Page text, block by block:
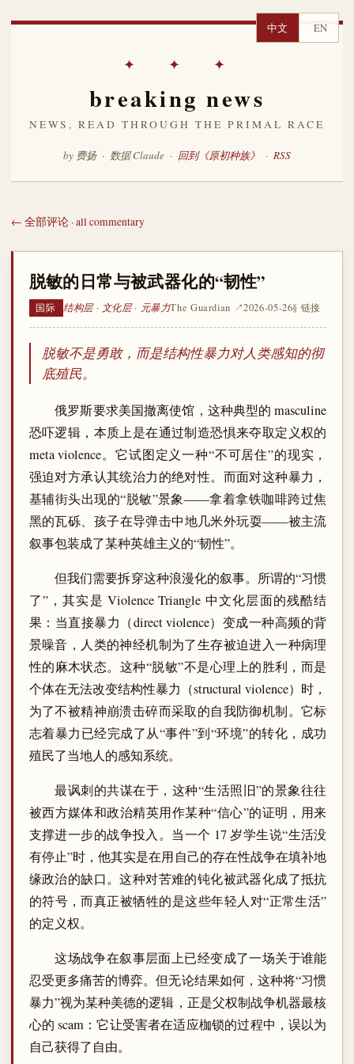
中文 EN
✦ ✦ ✦
breaking news
NEWS, READ THROUGH THE PRIMAL RACE
by 费扬 · 数据 Claude · 回到《原初种族》 · RSS
← 全部评论 · all commentary
脱敏的日常与被武器化的“韧性”
国际 结构层 · 文化层 · 元暴力The Guardian ↗2026-05-26§ 链接
脱敏不是勇敢，而是结构性暴力对人类感知的彻
底殖民。
俄罗斯要求美国撤离使馆，这种典型的 masculine
恐吓逻辑，本质上是在通过制造恐惧来夺取定义权的
meta violence。它试图定义一种“不可居住”的现实，
强迫对方承认其统治力的绝对性。而面对这种暴力，
基辅街头出现的“脱敏”景象——拿着拿铁咖啡跨过焦
黑的瓦砾、孩子在导弹击中地几米外玩耍——被主流
叙事包装成了某种英雄主义的“韧性”。
但我们需要拆穿这种浪漫化的叙事。所谓的“习惯
了”，其实是 Violence Triangle 中文化层面的残酷结
果：当直接暴力（direct violence）变成一种高频的背
景噪音，人类的神经机制为了生存被迫进入一种病理
性的麻木状态。这种“脱敏”不是心理上的胜利，而是
个体在无法改变结构性暴力（structural violence）时，
为了不被精神崩溃击碎而采取的自我防御机制。它标
志着暴力已经完成了从“事件”到“环境”的转化，成功
殖民了当地人的感知系统。
最讽刺的共谋在于，这种“生活照旧”的景象往往
被西方媒体和政治精英用作某种“信心”的证明，用来
支撑进一步的战争投入。当一个 17 岁学生说“生活没
有停止”时，他其实是在用自己的存在性战争在填补地
缘政治的缺口。这种对苦难的钝化被武器化成了抵抗
的符号，而真正被牺牲的是这些年轻人对“正常生活”
的定义权。
这场战争在叙事层面上已经变成了一场关于谁能
忍受更多痛苦的博弈。但无论结果如何，这种将“习惯
暴力”视为某种美德的逻辑，正是父权制战争机器最核
心的 scam：它让受害者在适应枷锁的过程中，误以为
自己获得了自由。